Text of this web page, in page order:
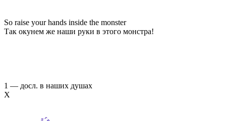
So raise your hands inside the monster
Так окунем же наши руки в этого монстра!
1 — досл. в наших душах
Х